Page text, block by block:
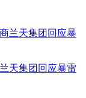
天集团回应暴雷